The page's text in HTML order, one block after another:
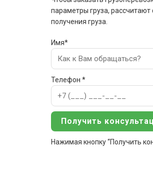
параметры груза,
получения груза.
Имя*
Телефон *
Нажимая кнопку “Получить